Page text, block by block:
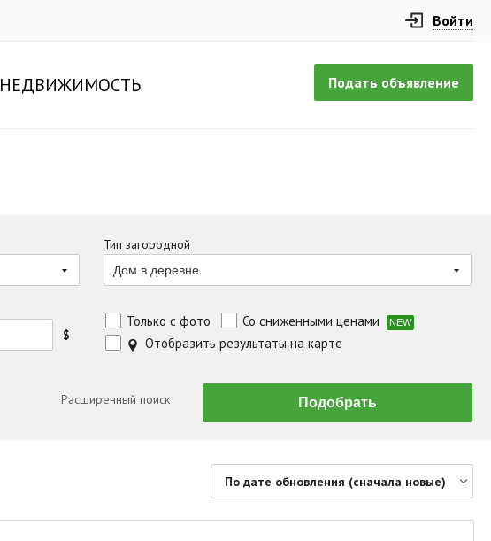
Войти
Подать объявление
НЕДВИЖИМОСТЬ
Тип загородной
Дом в деревне
$
Только с фото Со сниженными ценами NEW
Отобразить результаты на карте
Расширенный поиск
По дате обновления (сначала новые)